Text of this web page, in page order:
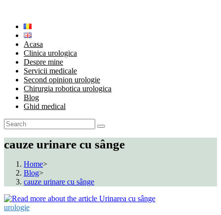
Acasa
Clinica urologica
Despre mine
Servicii medicale
Second opinion urologie
Chirurgia robotica urologica
Blog
Ghid medical
cauze urinare cu sânge
Home>
Blog>
cauze urinare cu sânge
urologie